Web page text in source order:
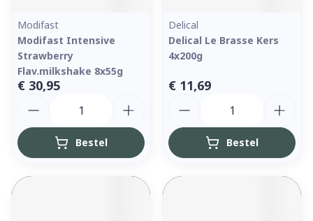
Modifast
Modifast Intensive
Strawberry
Flav.milkshake 8x55g
€ 30,95
Bestel
Delical
Delical Le Brasse Kers
4x200g
€ 11,69
Bestel